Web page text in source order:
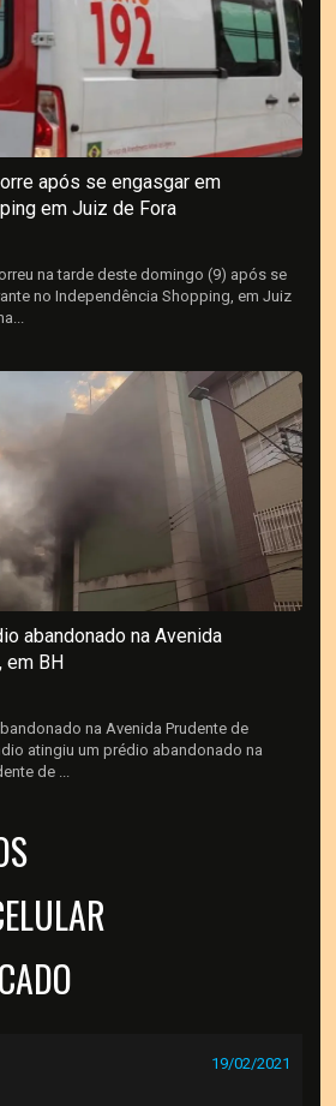
após se engasgar em
em Juiz de Fora
na tarde deste domingo (9) após se
no Independência Shopping, em Juiz
abandonado na Avenida
em BH
na Avenida Prudente de
atingiu um prédio abandonado na
de ...
19/02/2021